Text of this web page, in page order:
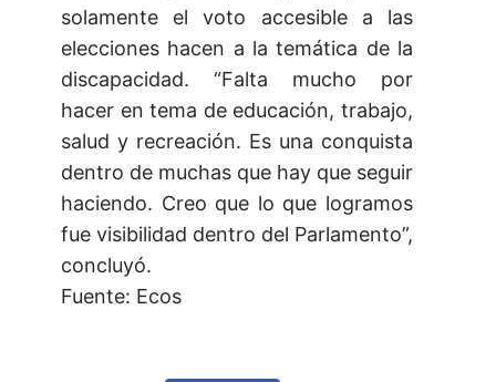
solamente el voto accesible a las
elecciones hacen a la temática de la
discapacidad. “Falta mucho por
hacer en tema de educación, trabajo,
salud y recreación. Es una conquista
dentro de muchas que hay que seguir
haciendo. Creo que lo que logramos
fue visibilidad dentro del Parlamento”,
concluyó.
Fuente: Ecos